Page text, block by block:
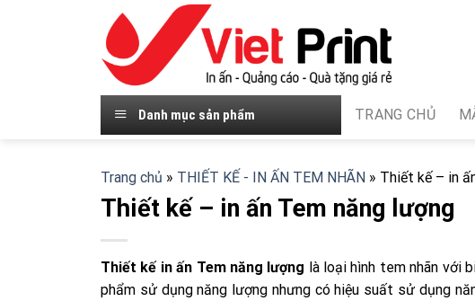
Danh mục sản phẩm TRANG CHỦ
Trang chủ » THIẾT KẾ - IN ẤN TEM NHÃN » Thiết kế – in
Thiết kế – in ấn Tem năng lượng
Thiết kế in ấn Tem năng lượng là loại hình tem nhãn với
phẩm sử dụng năng lượng nhưng có hiệu suất sử dụng